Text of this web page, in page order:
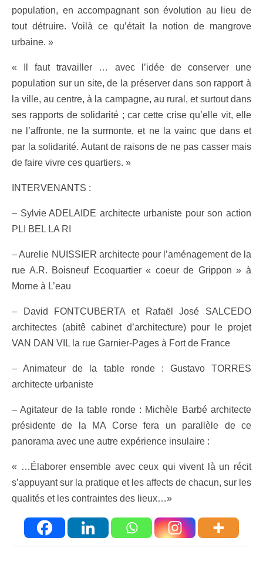
population, en accompagnant son évolution au lieu de
tout détruire. Voilà ce qu’était la notion de mangrove
urbaine. »
« Il faut travailler … avec l’idée de conserver une
population sur un site, de la préserver dans son rapport à
la ville, au centre, à la campagne, au rural, et surtout dans
ses rapports de solidarité ; car cette crise qu’elle vit, elle
ne l’affronte, ne la surmonte, et ne la vainc que dans et
par la solidarité. Autant de raisons de ne pas casser mais
de faire vivre ces quartiers. »
INTERVENANTS :
– Sylvie ADELAIDE architecte urbaniste pour son action
PLI BEL LA RI
– Aurelie NUISSIER architecte pour l’aménagement de la
rue A.R. Boisneuf Ecoquartier « coeur de Grippon » à
Morne à L’eau
– David FONTCUBERTA et Rafaël José SALCEDO
architectes (abitê cabinet d’architecture) pour le projet
VAN DAN VIL la rue Garnier-Pages à Fort de France
– Animateur de la table ronde : Gustavo TORRES
architecte urbaniste
– Agitateur de la table ronde : Michèle Barbé architecte
présidente de la MA Corse fera un parallèle de ce
panorama avec une autre expérience insulaire :
« …Élaborer ensemble avec ceux qui vivent là un récit
s’appuyant sur la pratique et les affects de chacun, sur les
qualités et les contraintes des lieux…»